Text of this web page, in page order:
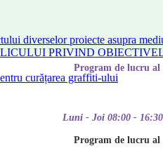
diverselor proiecte asupra
PRIVIND
curățarea graffiti-ului
Program de lucru
Luni - Joi 08:00 -
Program de lucru